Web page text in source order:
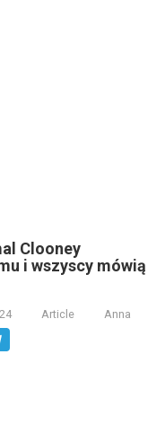
Clooney
i wszyscy mówią
Article Anna